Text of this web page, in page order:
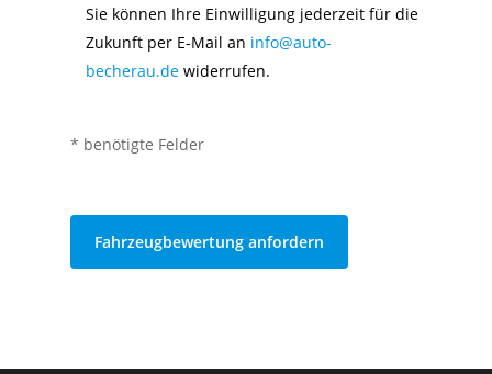
Sie können Ihre Einwilligung jederzeit für die
Zukunft per E-Mail an info@auto-
becherau.de widerrufen.
* benötigte Felder